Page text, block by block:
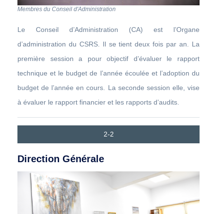
Membres du Conseil d'Administration
Le Conseil d’Administration (CA) est l’Organe
d’administration du CSRS. Il se tient deux fois par an. La
première session a pour objectif d’évaluer le rapport
technique et le budget de l’année écoulée et l’adoption du
budget de l’année en cours. La seconde session elle, vise
à évaluer le rapport financier et les rapports d’audits.
2-2
Direction Générale